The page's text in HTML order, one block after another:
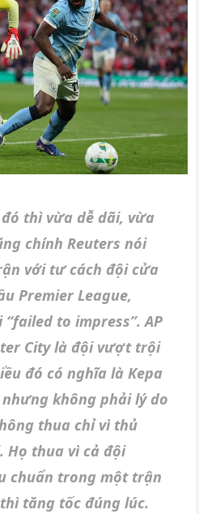
thì vừa dễ dãi, vừa
chính Reuters nói
với tư cách đội cửa
Premier League,
to impress”. AP
City là đội vượt trội
đó có nghĩa là Kepa
không phải lý do
thua chỉ vì thủ
Họ thua vì cả đội
chuẩn trong một trận
tăng tốc đúng lúc.